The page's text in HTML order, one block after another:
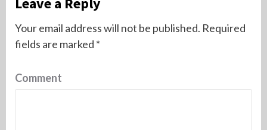
Your email address will not be published. Required
fields are marked *
Comment